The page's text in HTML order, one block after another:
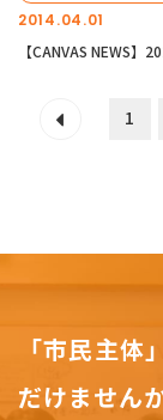
2014.04.01
【CANVAS NEWS】
1
「市民主
だけません